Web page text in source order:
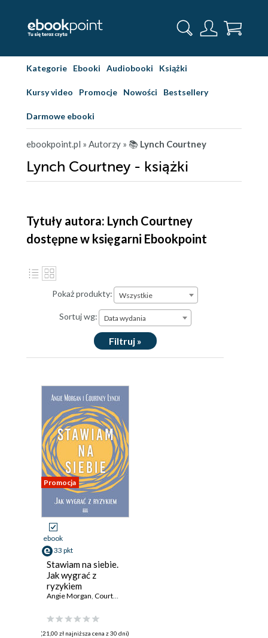
Kategorie Ebooki Audiobooki Książki
Kursy video Promocje Nowości Bestsellery
Darmowe ebooki
ebookpoint.pl » Autorzy » 📚 Lynch Courtney
Lynch Courtney - książki
Tytuły autora: Lynch Courtney
dostępne w księgarni Ebookpoint
Pokaż produkty: Wszystkie
Sortuj wg: Data wydania
Filtruj »
Promocja
ebook
33 pkt
Stawiam na siebie.
Jak wygrać z
ryzykiem
Angie Morgan, Courtney Lynch
(21,00 zł najniższa cena z 30 dni)